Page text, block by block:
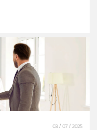
03 / 07 / 2025